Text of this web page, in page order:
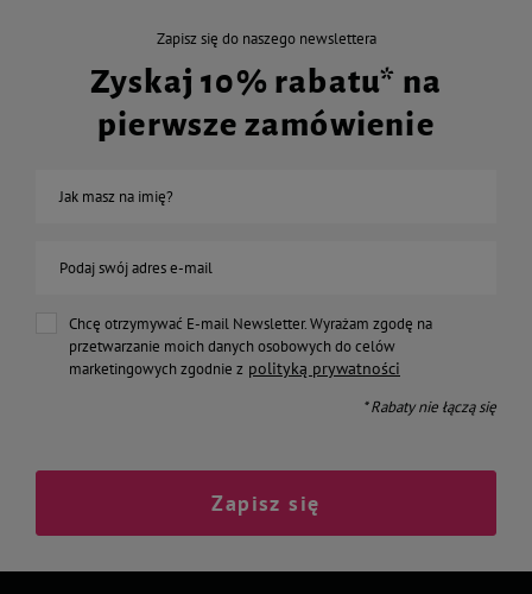
Zapisz się do naszego newslettera
Zyskaj 10% rabatu* na
pierwsze zamówienie
Jak masz na imię?
Podaj swój adres e-mail
Chcę otrzymywać E-mail Newsletter. Wyrażam zgodę na
przetwarzanie moich danych osobowych do celów
marketingowych zgodnie z polityką prywatności
* Rabaty nie łączą się
Zapisz się